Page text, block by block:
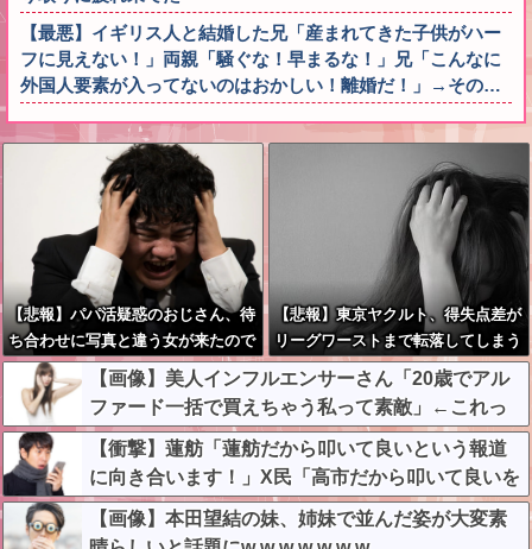
【最悪】イギリス人と結婚した兄「産まれてきた子供がハー
フに見えない！」両親「騒ぐな！早まるな！」兄「こんなに
外国人要素が入ってないのはおかしい！離婚だ！」→その…
【悲報】パパ活疑惑のおじさん、待
ち合わせに写真と違う女が来たので
逃げようとするも眼鏡を奪われ可哀
想なことになっているところを激写
されてしまう…
【悲報】東京ヤクルト、得失点差が
リーグワーストまで転落してしまう
【画像】美人インフルエンサーさん「20歳でアル
ファード一括で買えちゃう私って素敵」←これっ
てガチなん？それともネタなん？w w w w w w w w
w
【衝撃】蓮舫「蓮舫だから叩いて良いという報道
に向き合います！」X民「高市だから叩いて良いを
やってるのがお前だろ」←これ…w w
【画像】本田望結の妹、姉妹で並んだ姿が大変素